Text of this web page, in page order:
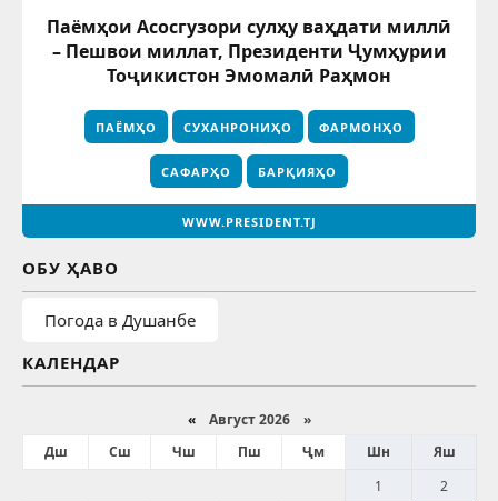
Паёмҳои Асосгузори сулҳу ваҳдати миллӣ
– Пешвои миллат, Президенти Ҷумҳурии
Тоҷикистон Эмомалӣ Раҳмон
ПАЁМҲО СУХАНРОНИҲО ФАРМОНҲО
САФАРҲО БАРҚИЯҲО
WWW.PRESIDENT.TJ
ОБУ ҲАВО
Погода в Душанбе
КАЛЕНДАР
«Август 2026 »
Дш
Сш Чш Пш Ҷм Шн
Яш
1
2